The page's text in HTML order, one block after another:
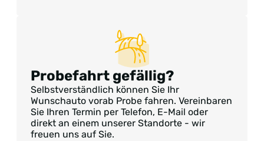
Probefahrt gefällig?
Selbstverständlich können Sie Ihr
Wunschauto vorab Probe fahren. Vereinbaren
Sie Ihren Termin per Telefon, E-Mail oder
direkt an einem unserer Standorte - wir
freuen uns auf Sie.